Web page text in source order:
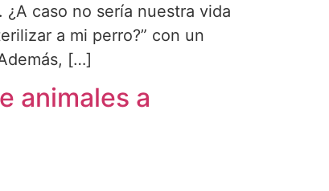
caso no sería nuestra vida
a mi perro?” con un
[…]
animales a